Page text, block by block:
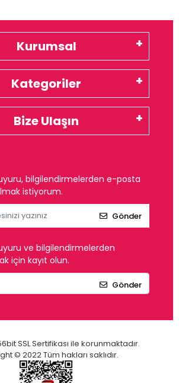
Kurumsal
Kategoriler
Bize Ulaşın
bilgilendirmelerden e-posta
istiyorum.
Gönder
ve bilgilendirmelerden
için kayıt olun.
Gönder
SSL Sertifikası ile korunmaktadır.
© 2022 Tüm hakları saklıdır.